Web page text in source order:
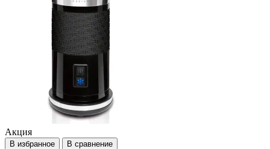
Акция
В избранное В сравнение